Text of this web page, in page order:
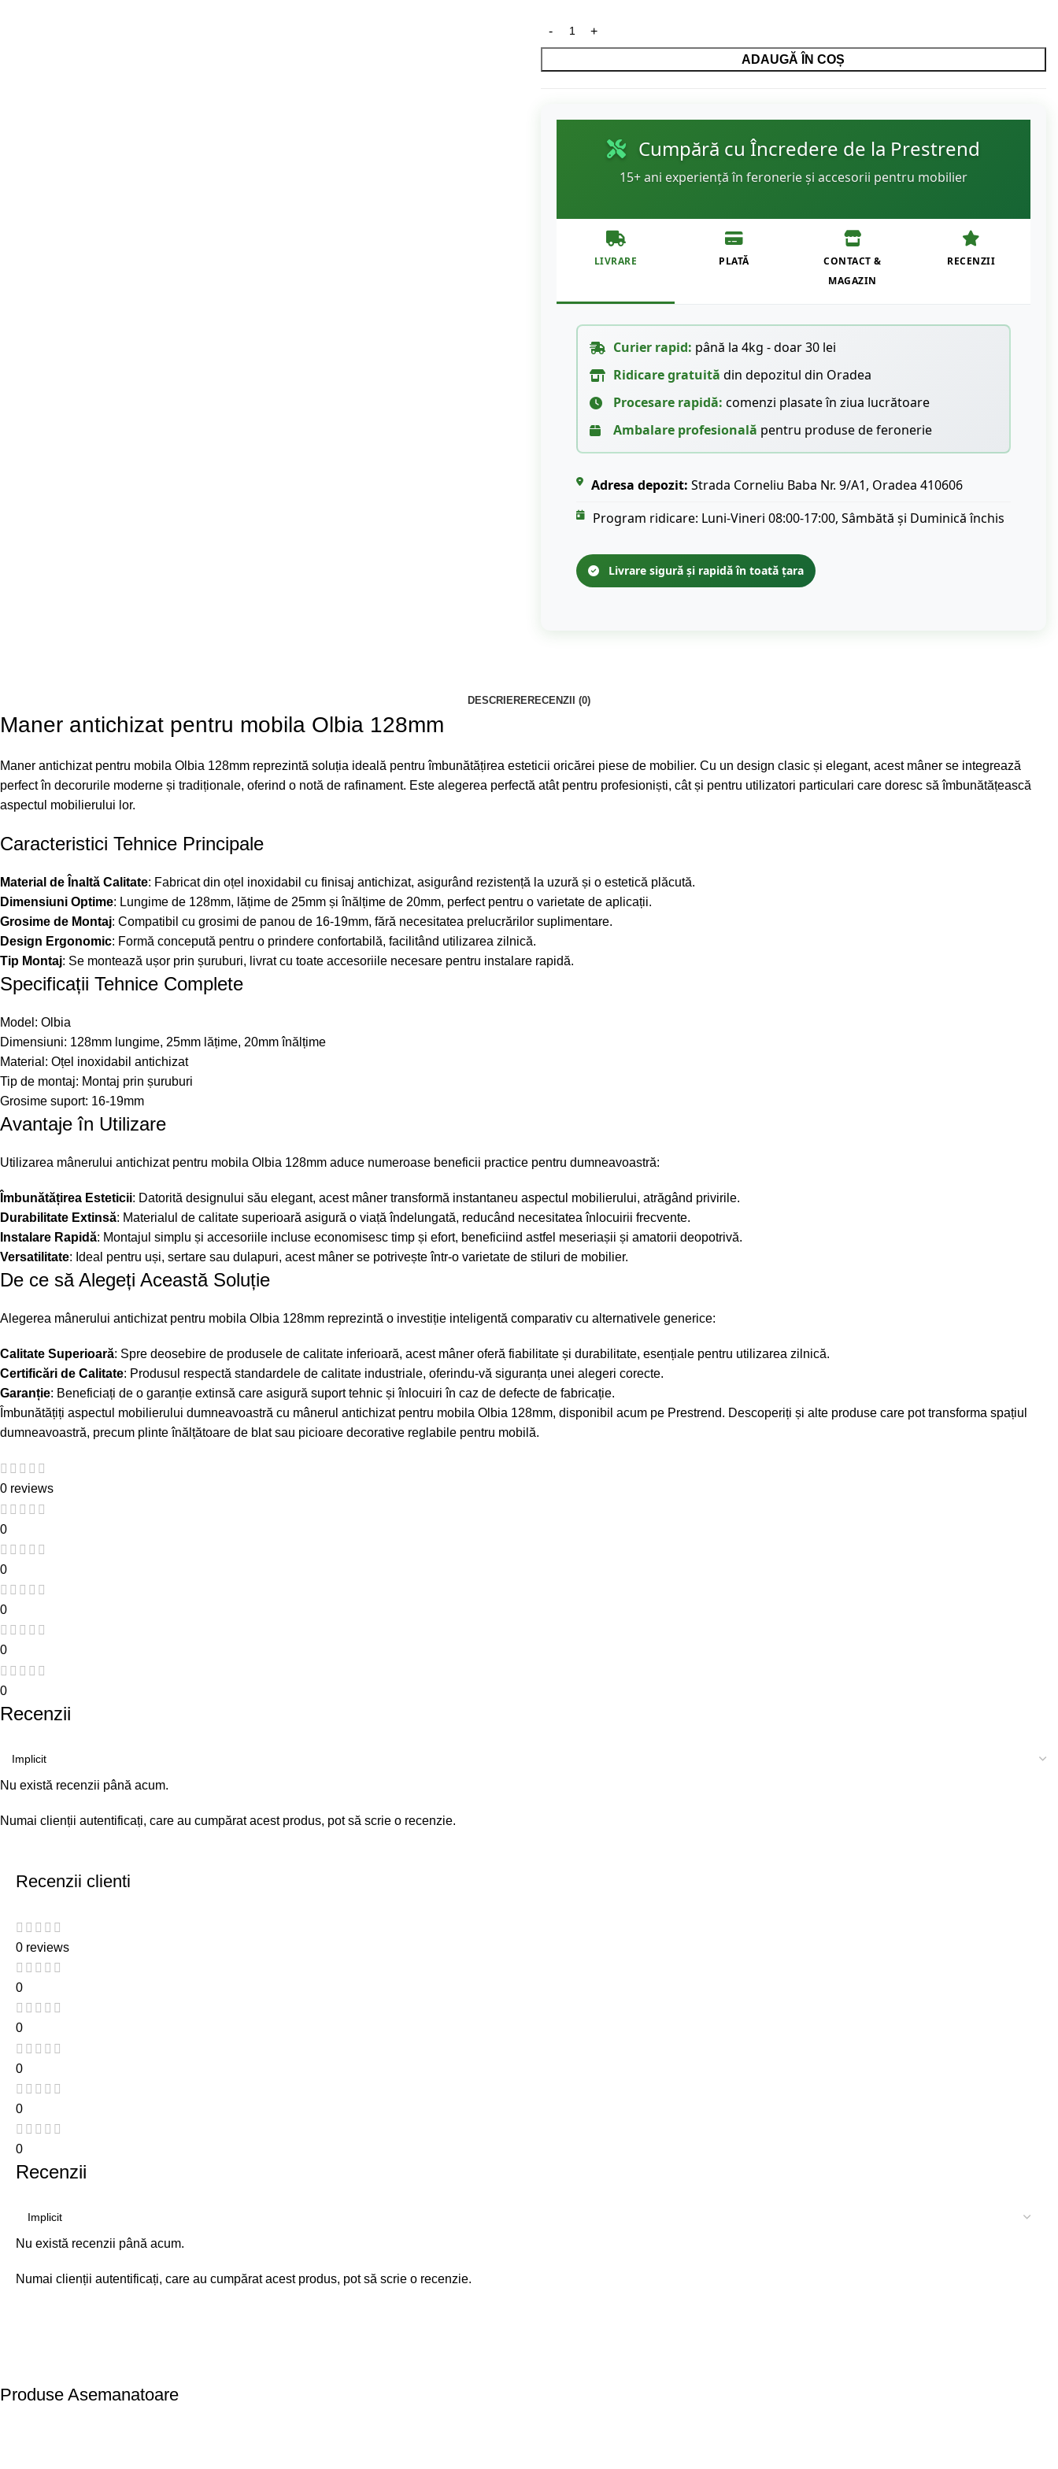
ADAUGĂ ÎN COȘ
Cumpără cu Încredere de la Prestrend
15+ ani experiență în feronerie și accesorii pentru mobilier
LIVRARE PLATĂ
CONTACT &
MAGAZIN
RECENZII
Curier rapid: până la 4kg - doar 30 lei
Ridicare gratuită din depozitul din Oradea
Procesare rapidă: comenzi plasate în ziua lucrătoare
Ambalare profesională pentru produse de feronerie
Adresa depozit: Strada Corneliu Baba Nr. 9/A1, Oradea 410606
Program ridicare: Luni-Vineri 08:00-17:00, Sâmbătă și Duminică închis
Livrare sigură și rapidă în toată țara
DESCRIERERECENZII (0)
Maner antichizat pentru mobila Olbia 128mm
Maner antichizat pentru mobila Olbia 128mm reprezintă soluția ideală pentru îmbunătățirea esteticii oricărei piese de mobilier. Cu un design clasic și elegant, acest mâner se integrează
perfect în decorurile moderne și tradiționale, oferind o notă de rafinament. Este alegerea perfectă atât pentru profesioniști, cât și pentru utilizatori particulari care doresc să îmbunătățească
aspectul mobilierului lor.
Caracteristici Tehnice Principale
Material de Înaltă Calitate: Fabricat din oțel inoxidabil cu finisaj antichizat, asigurând rezistență la uzură și o estetică plăcută.
Dimensiuni Optime: Lungime de 128mm, lățime de 25mm și înălțime de 20mm, perfect pentru o varietate de aplicații.
Grosime de Montaj: Compatibil cu grosimi de panou de 16-19mm, fără necesitatea prelucrărilor suplimentare.
Design Ergonomic: Formă concepută pentru o prindere confortabilă, facilitând utilizarea zilnică.
Tip Montaj: Se montează ușor prin șuruburi, livrat cu toate accesoriile necesare pentru instalare rapidă.
Specificații Tehnice Complete
Model: Olbia
Dimensiuni: 128mm lungime, 25mm lățime, 20mm înălțime
Material: Oțel inoxidabil antichizat
Tip de montaj: Montaj prin șuruburi
Grosime suport: 16-19mm
Avantaje în Utilizare
Utilizarea mânerului antichizat pentru mobila Olbia 128mm aduce numeroase beneficii practice pentru dumneavoastră:
Îmbunătățirea Esteticii: Datorită designului său elegant, acest mâner transformă instantaneu aspectul mobilierului, atrăgând privirile.
Durabilitate Extinsă: Materialul de calitate superioară asigură o viață îndelungată, reducând necesitatea înlocuirii frecvente.
Instalare Rapidă: Montajul simplu și accesoriile incluse economisesc timp și efort, beneficiind astfel meseriașii și amatorii deopotrivă.
Versatilitate: Ideal pentru uși, sertare sau dulapuri, acest mâner se potrivește într-o varietate de stiluri de mobilier.
De ce să Alegeți Această Soluție
Alegerea mânerului antichizat pentru mobila Olbia 128mm reprezintă o investiție inteligentă comparativ cu alternativele generice:
Calitate Superioară: Spre deosebire de produsele de calitate inferioară, acest mâner oferă fiabilitate și durabilitate, esențiale pentru utilizarea zilnică.
Certificări de Calitate: Produsul respectă standardele de calitate industriale, oferindu-vă siguranța unei alegeri corecte.
Garanție: Beneficiați de o garanție extinsă care asigură suport tehnic și înlocuiri în caz de defecte de fabricație.
Îmbunătățiți aspectul mobilierului dumneavoastră cu mânerul antichizat pentru mobila Olbia 128mm, disponibil acum pe Prestrend. Descoperiți și alte produse care pot transforma spațiul
dumneavoastră, precum plinte înălțătoare de blatsau picioare decorative reglabile pentru mobilă.
0 reviews
0
0
0
0
0
Recenzii
Nu există recenzii până acum.
Numai clienții autentificați, care au cumpărat acest produs, pot să scrie o recenzie.
Recenzii clienti
0 reviews
0
0
0
0
0
Recenzii
Nu există recenzii până acum.
Numai clienții autentificați, care au cumpărat acest produs, pot să scrie o recenzie.
Produse Asemanatoare